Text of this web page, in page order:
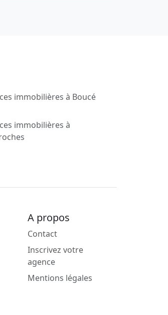
immobilières à Boucé
immobilières à
A propos
Contact
Inscrivez votre
agence
Mentions légales